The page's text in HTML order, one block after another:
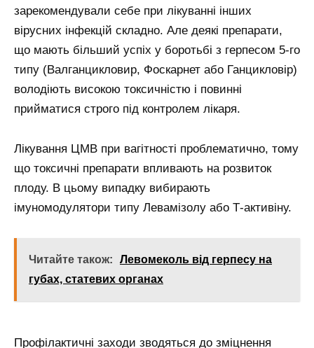
зарекомендували себе при лікуванні інших
вірусних інфекцій складно. Але деякі препарати,
що мають більший успіх у боротьбі з герпесом 5-го
типу (Валганцикловир, Фоскарнет або Ганцикловір)
володіють високою токсичністю і повинні
прийматися строго під контролем лікаря.
Лікування ЦМВ при вагітності проблематично, тому
що токсичні препарати впливають на розвиток
плоду. В цьому випадку вибирають
імуномодулятори типу Левамізолу або Т-активіну.
Читайте також:
Левомеколь від герпесу на
губах, статевих органах
Профілактичні заходи зводяться до зміцнення